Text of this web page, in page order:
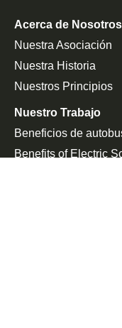
Acerca de Nosotros
Nuestra Asociación
Nuestra Historia
Nuestros Principios
Nuestro Trabajo
Beneficios de
Benefits of Electric